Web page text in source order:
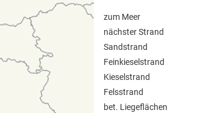
zum Meer
nächster Strand
Sandstrand
Feinkieselstrand
Kieselstrand
Felsstrand
bet. Liegeflächen